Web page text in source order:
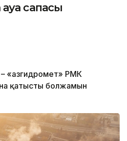
ауа сапасы
«Қазгидромет» РМК
қатысты болжамын